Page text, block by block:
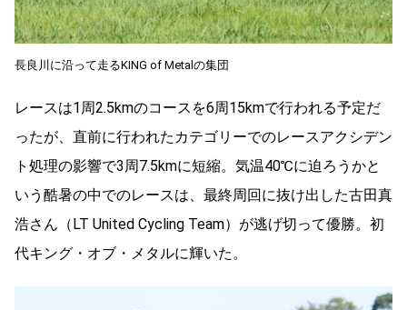
長良川に沿って走るKING of Metalの集団
レースは1周2.5kmのコースを6周15kmで行われる予定だ
ったが、直前に行われたカテゴリーでのレースアクシデン
ト処理の影響で3周7.5kmに短縮。気温40℃に迫ろうかと
いう酷暑の中でのレースは、最終周回に抜け出した古田真
浩さん（LT United Cycling Team）が逃げ切って優勝。初
代キング・オブ・メタルに輝いた。